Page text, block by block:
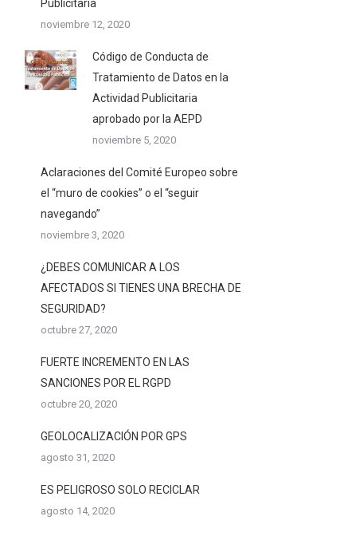
Publicitaria
noviembre 12, 2020
Código de Conducta de
Tratamiento de Datos en la
Actividad Publicitaria
aprobado por la AEPD
noviembre 5, 2020
Aclaraciones del Comité Europeo sobre
el “muro de cookies” o el “seguir
navegando”
noviembre 3, 2020
¿DEBES COMUNICAR A LOS
AFECTADOS SI TIENES UNA BRECHA DE
SEGURIDAD?
octubre 27, 2020
FUERTE INCREMENTO EN LAS
SANCIONES POR EL RGPD
octubre 20, 2020
GEOLOCALIZACIÓN POR GPS
agosto 31, 2020
ES PELIGROSO SOLO RECICLAR
agosto 14, 2020